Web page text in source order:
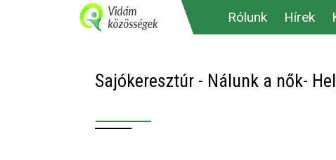
Rólunk Hírek
Sajókeresztúr - Nálunk a nők-